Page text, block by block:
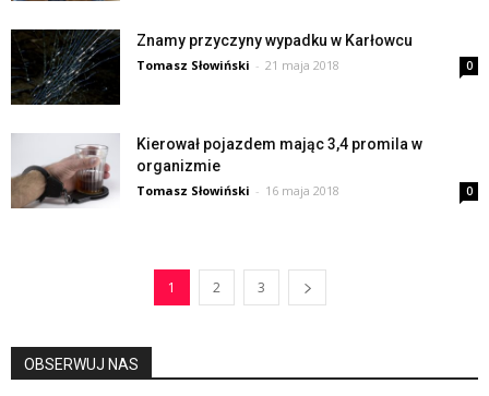
Znamy przyczyny wypadku w Karłowcu
Tomasz Słowiński - 21 maja 2018 0
Kierował pojazdem mając 3,4 promila w
organizmie
Tomasz Słowiński - 16 maja 2018 0
1 2 3
OBSERWUJ NAS